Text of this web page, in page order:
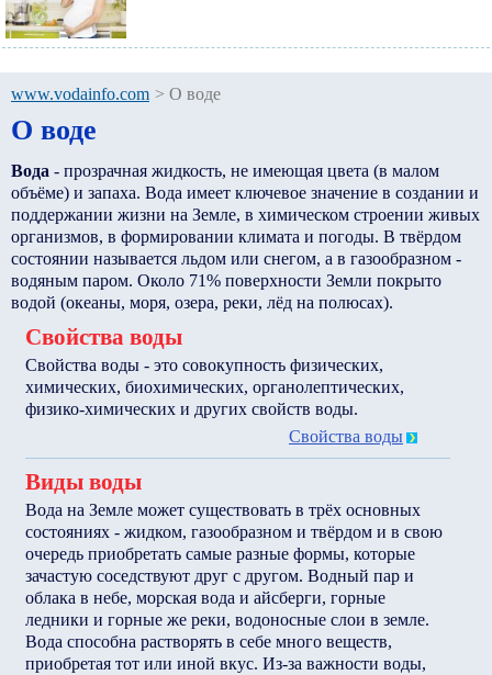
www.vodainfo.com > О воде
О воде
Вода - прозрачная жидкость, не имеющая цвета (в малом
объёме) и запаха. Вода имеет ключевое значение в создании и
поддержании жизни на Земле, в химическом строении живых
организмов, в формировании климата и погоды. В твёрдом
состоянии называется льдом или снегом, а в газообразном -
водяным паром. Около 71% поверхности Земли покрыто
водой (океаны, моря, озера, реки, лёд на полюсах).
Свойства воды
Свойства воды - это совокупность физических,
химических, биохимических, органолептических,
физико-химических и других свойств воды.
Свойства воды
Виды воды
Вода на Земле может существовать в трёх основных
состояниях - жидком, газообразном и твёрдом и в свою
очередь приобретать самые разные формы, которые
зачастую соседствуют друг с другом. Водный пар и
облака в небе, морская вода и айсберги, горные
ледники и горные же реки, водоносные слои в земле.
Вода способна растворять в себе много веществ,
приобретая тот или иной вкус. Из-за важности воды,